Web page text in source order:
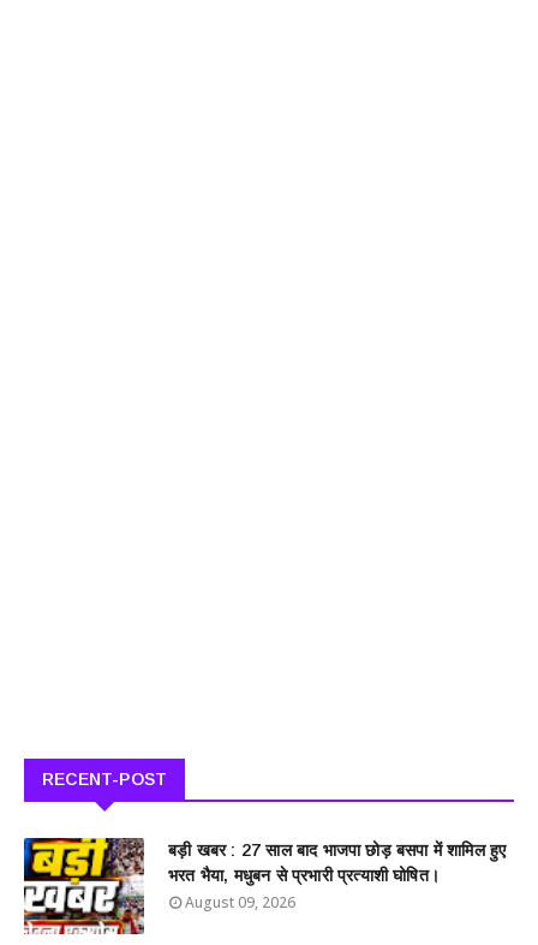
RECENT-POST
बड़ी खबर : 27 साल बाद भाजपा छोड़ बसपा में शामिल हुए
भरत भैया, मधुबन से प्रभारी प्रत्याशी घोषित।
August 09, 2026